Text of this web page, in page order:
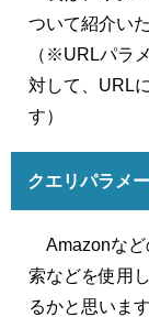
ついて紹介い
（※URLパラ
対して、URL
す）
クエリパラメ
Amazonな
索などを使用
るかと思いま